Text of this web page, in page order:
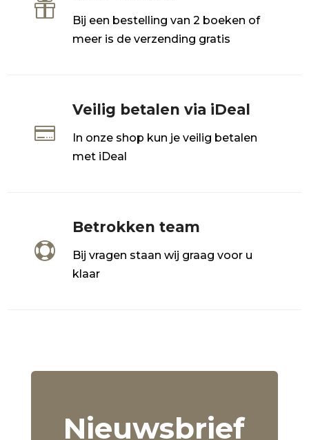

Bij een bestelling van 2 boeken of
meer is de verzending gratis

Veilig betalen via iDeal
In onze shop kun je veilig betalen
met iDeal

Betrokken team
Bij vragen staan wij graag voor u
klaar
Nieuwsbrief